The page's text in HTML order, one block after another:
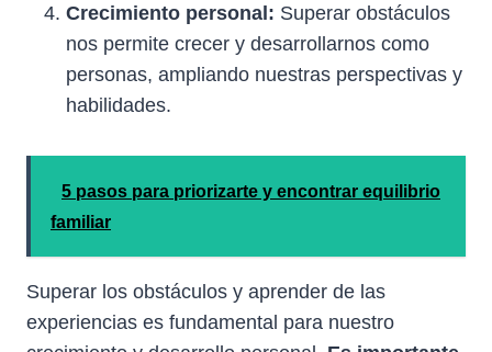
Crecimiento personal: Superar obstáculos
nos permite crecer y desarrollarnos como
personas, ampliando nuestras perspectivas y
habilidades.
5 pasos para priorizarte y encontrar equilibrio
familiar
Superar los obstáculos y aprender de las
experiencias es fundamental para nuestro